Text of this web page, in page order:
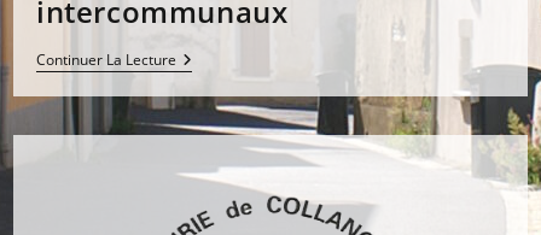
intercommunaux
Continuer La LectureLes
Différents
Acteurs
Intercommunaux